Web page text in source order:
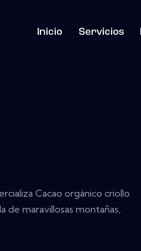
Inicio Servicios
Cacao orgánico criollo
maravillosas montañas,